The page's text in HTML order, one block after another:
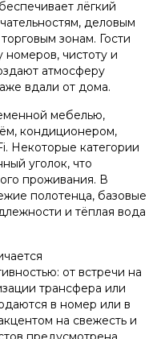
лёгкий
деловым
зонам. Гости
чистоту и
атмосферу
вдали от дома.
мебелью,
кондиционером,
Некоторые категории
уголок, что
проживания. В
полотенца, базовые
и тёплая вода
от встречи на
трансфера или
в номер или в
на свежесть и